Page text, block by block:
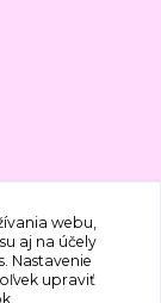
webu,
aj na účely
Nastavenie
upraviť